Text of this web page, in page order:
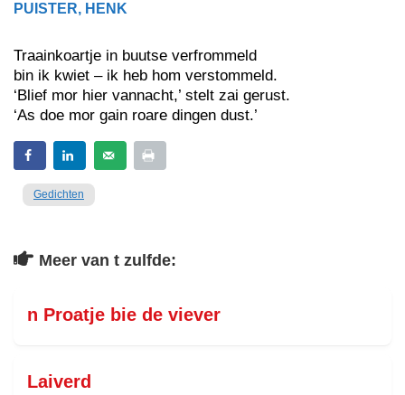
PUISTER, HENK
Traainkoartje in buutse verfrommeld
bin ik kwiet – ik heb hom verstommeld.
‘Blief mor hier vannacht,’ stelt zai gerust.
‘As doe mor gain roare dingen dust.’
Gedichten
Meer van t zulfde:
n Proatje bie de viever
Laiverd